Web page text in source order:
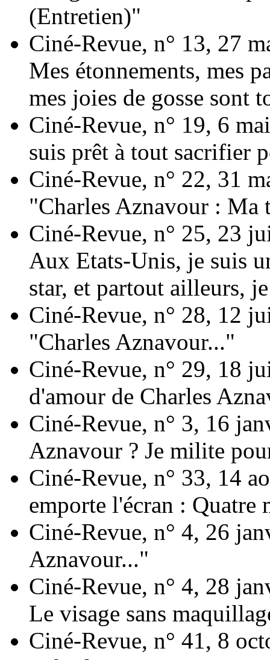
(Entretien)"
Ciné-Revue, n° 13, 27
Mes étonnements, mes
mes joies de gosse sont
Ciné-Revue, n° 19, 6
suis prêt à tout sacrifier
Ciné-Revue, n° 22, 31
"Charles Aznavour : Ma
Ciné-Revue, n° 25, 23
Aux Etats-Unis, je suis
star, et partout ailleurs,
Ciné-Revue, n° 28, 12
"Charles Aznavour..."
Ciné-Revue, n° 29, 18
d'amour de Charles
Ciné-Revue, n° 3, 16
Aznavour ? Je milite
Ciné-Revue, n° 33, 14
emporte l'écran : Quatre
Ciné-Revue, n° 4, 26
Aznavour..."
Ciné-Revue, n° 4, 28
Le visage sans
Ciné-Revue, n° 41, 8